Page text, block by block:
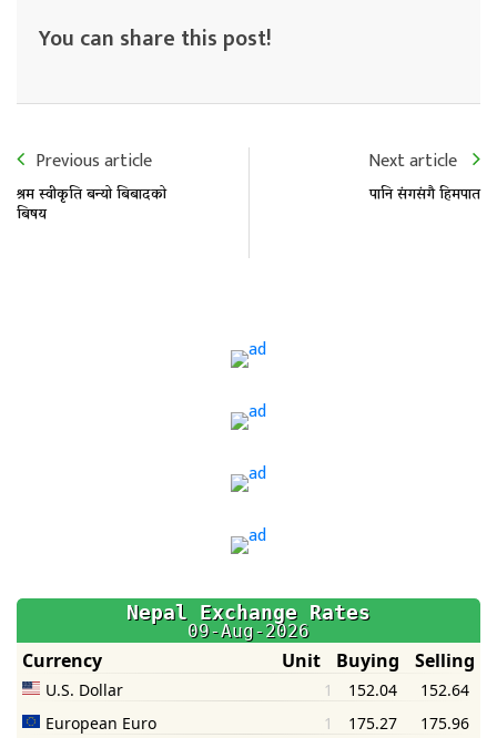
You can share this post!
Previous article
श्रम स्वीकृति बन्यो बिबादको
बिषय
Next article
पानि संगसंगै हिमपात